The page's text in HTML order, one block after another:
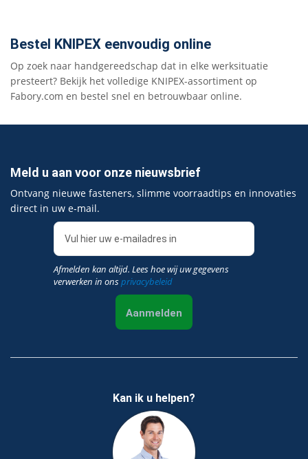
Bestel KNIPEX eenvoudig online
Op zoek naar handgereedschap dat in elke werksituatie
presteert? Bekijk het volledige KNIPEX-assortiment op
Fabory.com en bestel snel en betrouwbaar online.
Meld u aan voor onze nieuwsbrief
Ontvang nieuwe fasteners, slimme voorraadtips en innovaties
direct in uw e‑mail.
Afmelden kan altijd. Lees hoe wij uw gegevens
verwerken in onsprivacybeleid
Aanmelden
Kan ik u helpen?